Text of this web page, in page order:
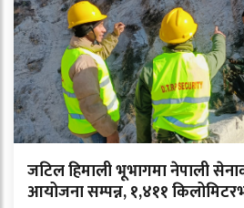
जटिल हिमाली भूभागमा नेपाली
आयोजना सम्पन्न, १,४११